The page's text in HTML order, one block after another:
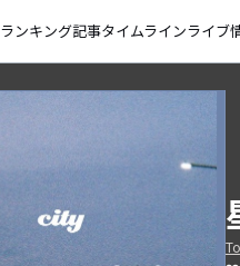
ランキング記事タイムラインライブ